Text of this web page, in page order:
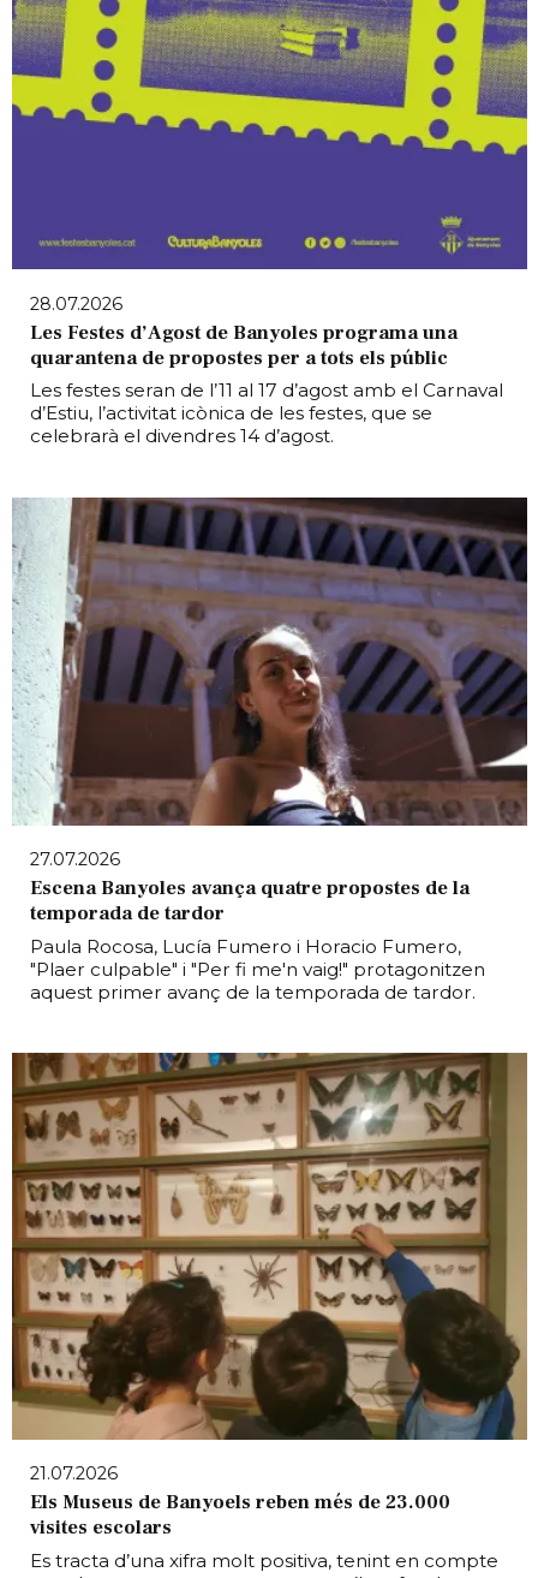
28.07.2026
Les Festes d’Agost de Banyoles programa una
quarantena de propostes per a tots els públic
Les festes seran de l’11 al 17 d’agost amb el Carnaval
d’Estiu, l’activitat icònica de les festes, que se
celebrarà el divendres 14 d’agost.
27.07.2026
Escena Banyoles avança quatre propostes de la
temporada de tardor
Paula Rocosa, Lucía Fumero i Horacio Fumero,
"Plaer culpable" i "Per fi me'n vaig!" protagonitzen
aquest primer avanç de la temporada de tardor.
21.07.2026
Els Museus de Banyoels reben més de 23.000
visites escolars
Es tracta d’una xifra molt positiva, tenint en compte